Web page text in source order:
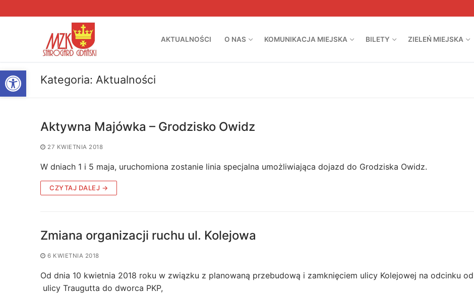
Otwórz pasek narzędzi
do
AKTUALNOŚCI O NAS KOMUNIKACJA MIEJSKA BILETY ZIELEŃ MIEJSKA
Kategoria: Aktualności
Aktywna Majówka – Grodzisko Owidz
27 KWIETNIA 2018
W dniach 1 i 5 maja, uruchomiona zostanie linia specjalna umożliwiająca dojazd do Grodziska Owidz.
CZYTAJ DALEJ →
Zmiana organizacji ruchu ul. Kolejowa
6 KWIETNIA 2018
Od dnia 10 kwietnia 2018 roku w związku z planowaną przebudową i zamknięciem ulicy Kolejowej na odcinku od
ulicy Traugutta do dworca PKP,